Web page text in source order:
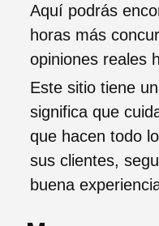
Aquí podrás
horas más
opiniones reales
Este sitio tiene
significa que
que hacen todo
sus clientes,
buena